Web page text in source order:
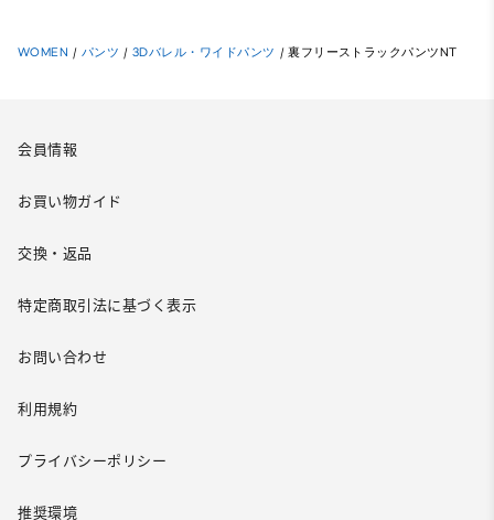
WOMEN / パンツ / 3Dバレル・ワイドパンツ / 裏フリーストラックパンツNT
会員情報
お買い物ガイド
交換・返品
特定商取引法に基づく表示
お問い合わせ
利用規約
プライバシーポリシー
推奨環境